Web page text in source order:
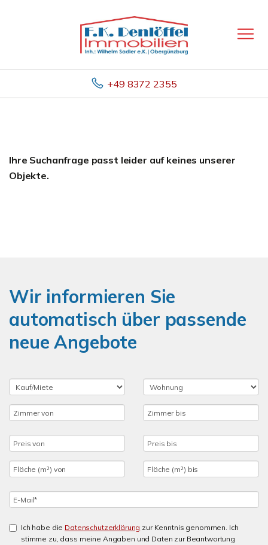
+49 8372 2355
Ihre Suchanfrage passt leider auf keines unserer
Objekte.
Wir informieren Sie
automatisch über passende
neue Angebote
Ich habe die Datenschutzerklärung zur Kenntnis genommen. Ich
stimme zu, dass meine Angaben und Daten zur Beantwortung